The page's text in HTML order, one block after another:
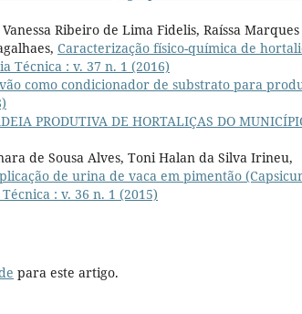
Ribeiro de Lima Fidelis, Raíssa Marques
Caracterização físico-química de
Técnica : v. 37 n. 1 (2016)
como condicionador de substrato para
PRODUTIVA DE HORTALIÇAS DO
de Sousa Alves, Toni Halan da Silva Irineu,
de urina de vaca em pimentão
: v. 36 n. 1 (2015)
para este artigo.